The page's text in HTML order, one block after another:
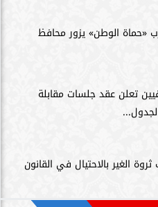
«حماة الوطن» يزور محافظ
تعلن عقد جلسات مقابلة
الغير بالاحتيال في القانون